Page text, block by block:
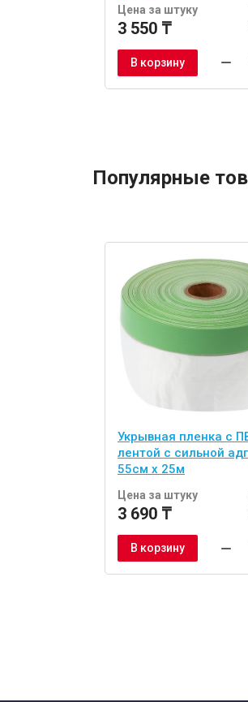
Цена за штуку
3 550 ₸
В корзину
Популярные
Укрывная пленка с
лентой с сильной
55см x 25м
Цена за штуку
3 690 ₸
В корзину